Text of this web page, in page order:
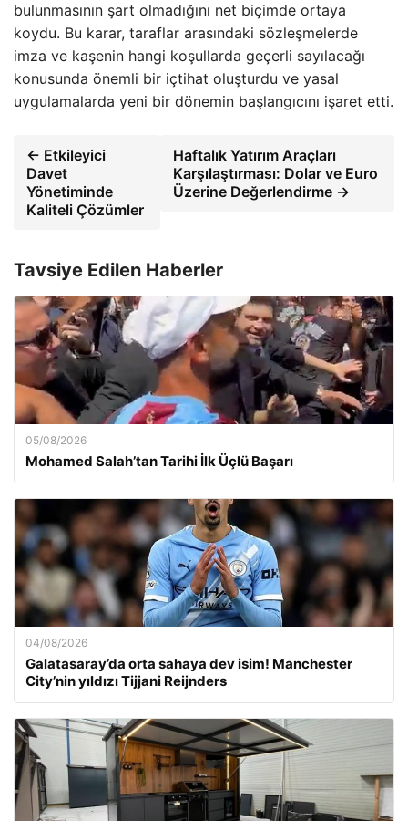
bulunmasının şart olmadığını net biçimde ortaya
koydu. Bu karar, taraflar arasındaki sözleşmelerde
imza ve kaşenin hangi koşullarda geçerli sayılacağı
konusunda önemli bir içtihat oluşturdu ve yasal
uygulamalarda yeni bir dönemin başlangıcını işaret etti.
← Etkileyici
Davet
Yönetiminde
Kaliteli Çözümler
Haftalık Yatırım Araçları
Karşılaştırması: Dolar ve Euro
Üzerine Değerlendirme →
Tavsiye Edilen Haberler
05/08/2026
Mohamed Salah’tan Tarihi İlk Üçlü Başarı
04/08/2026
Galatasaray’da orta sahaya dev isim! Manchester
City’nin yıldızı Tijjani Reijnders